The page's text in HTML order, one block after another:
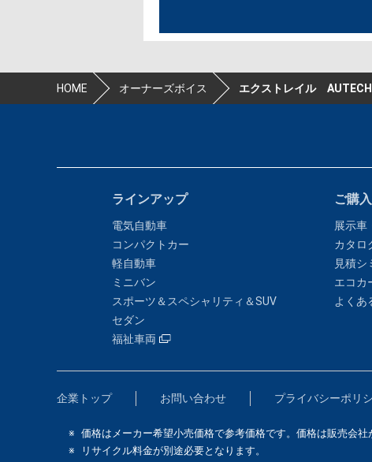
HOME オーナーズボイス エクストレイル AUTECH
ラインアップ
電気自動車
コンパクトカー
軽自動車
ミニバン
スポーツ＆スペシャリティ＆SUV
セダン
福祉車両
ご購
展示車
カタロ
見積シ
エコカ
よくあ
企業トップ お問い合わせ プライバシーポリ
価格はメーカー希望小売価格で参考価格です。価格は販売会
リサイクル料金が別途必要となります。